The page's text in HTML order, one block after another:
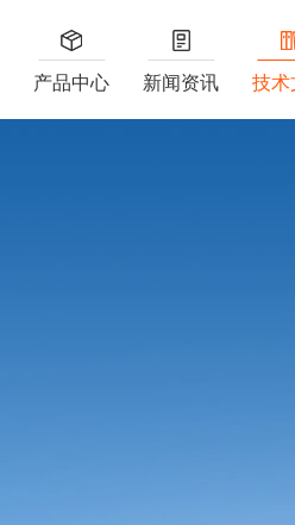
产品中心 新闻资讯 技术